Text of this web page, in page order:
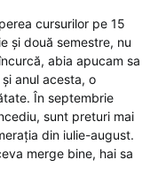
cursurilor pe 15
și două semestre, nu
abia apucam sa
anul acesta, o
În septembrie
sunt preturi mai
din iulie-august.
merge bine, hai sa